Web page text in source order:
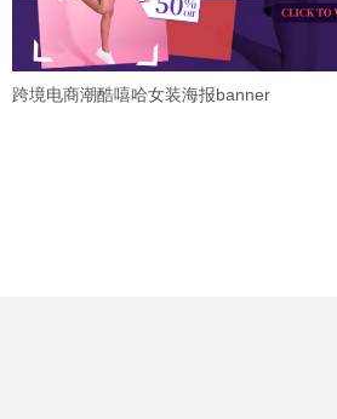
跨境电商潮酷嘻哈女装海报banner